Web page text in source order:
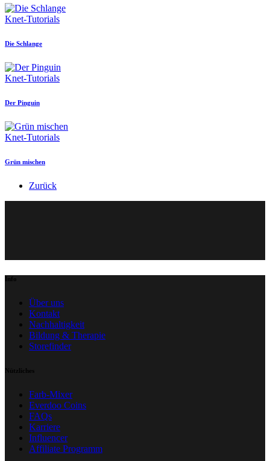
Knet-Tutorials
Die Schlange
Knet-Tutorials
Der Pinguin
Knet-Tutorials
Grün mischen
Zurück
Info
Über uns
Kontakt
Nachhaltigkeit
Bildung & Therapie
Storefinder
Nützliches
Farb-Mixer
Everdoo Coins
FAQs
Karriere
Influencer
Affiliate Programm